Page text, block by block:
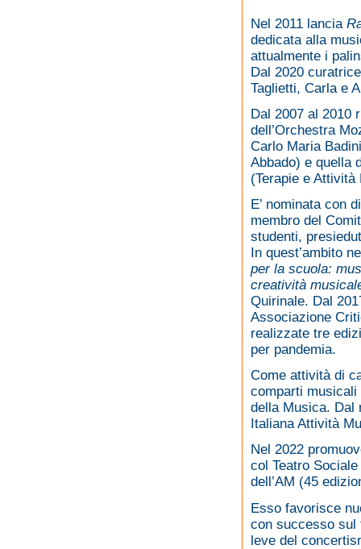
Nel 2011 lancia
dedicata alla
attualmente i
Dal 2020
Taglietti, Carla e
Dal 2007 al 2010
dell’Orchestra
Carlo Maria
Abbado) e quella
(Terapie e
E’ nominata con
membro del
studenti,
In quest’ambito
per la scuola:
creatività
Quirinale. Dal
Associazione
realizzate tre
per pandemia.
Come attività di
comparti musicali
della Musica. Dal
Italiana Attività
Nel 2022
col Teatro
dell’AM (45
Esso favorisce
con successo sul
leve del